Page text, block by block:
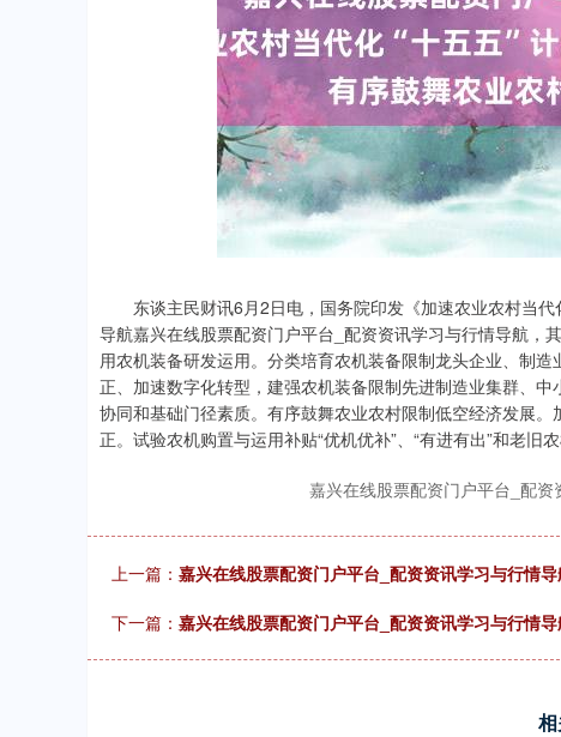
东谈主民财讯6月2日电，国务院印发《加速农业农村当代
导航嘉兴在线股票配资门户平台_配资资讯学习与行情导航，
用农机装备研发运用。分类培育农机装备限制龙头企业、制
正、加速数字化转型，建强农机装备限制先进制造业集群、
协同和基础门径素质。有序鼓舞农业农村限制低空经济发展
正。试验农机购置与运用补贴“优机优补”、“有进有出”和老旧农
嘉兴在线股票配资门户平台_配资
上一篇： 嘉兴在线股票配资门户平台_配资资讯学习与行情
下一篇： 嘉兴在线股票配资门户平台_配资资讯学习与行情